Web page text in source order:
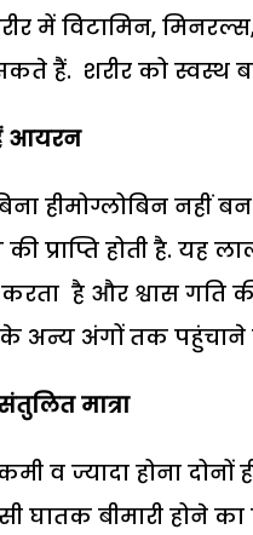
में विटामिन,
सकते हैं. शरीर को
आयरन
हीमोग्लोबिन नहीं
प्राप्ति होती है.
करता है और श्वास गति
अन्य अंगों तक पहुंचाने
मात्रा
व ज्यादा होना
घातक बीमारी